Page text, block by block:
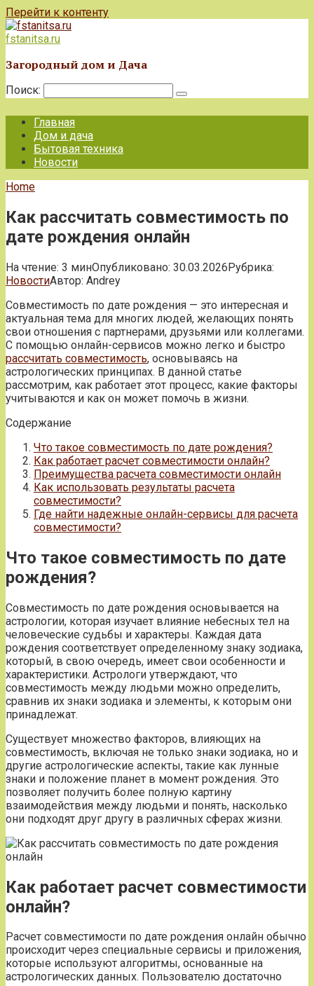
Перейти к контенту
fstanitsa.ru
Загородный дом и Дача
Поиск:
Главная
Дом и дача
Бытовая техника
Новости
Home
Как рассчитать совместимость по
дате рождения онлайн
На чтение: 3 минОпубликовано: 30.03.2026Рубрика:
НовостиАвтор: Andrey
Совместимость по дате рождения — это интересная и
актуальная тема для многих людей, желающих понять
свои отношения с партнерами, друзьями или коллегами.
С помощью онлайн-сервисов можно легко и быстро
рассчитать совместимость, основываясь на
астрологических принципах. В данной статье
рассмотрим, как работает этот процесс, какие факторы
учитываются и как он может помочь в жизни.
Содержание
Что такое совместимость по дате рождения?
Как работает расчет совместимости онлайн?
Преимущества расчета совместимости онлайн
Как использовать результаты расчета
совместимости?
Где найти надежные онлайн-сервисы для расчета
совместимости?
Что такое совместимость по дате
рождения?
Совместимость по дате рождения основывается на
астрологии, которая изучает влияние небесных тел на
человеческие судьбы и характеры. Каждая дата
рождения соответствует определенному знаку зодиака,
который, в свою очередь, имеет свои особенности и
характеристики. Астрологи утверждают, что
совместимость между людьми можно определить,
сравнив их знаки зодиака и элементы, к которым они
принадлежат.
Существует множество факторов, влияющих на
совместимость, включая не только знаки зодиака, но и
другие астрологические аспекты, такие как лунные
знаки и положение планет в момент рождения. Это
позволяет получить более полную картину
взаимодействия между людьми и понять, насколько
они подходят друг другу в различных сферах жизни.
Как работает расчет совместимости
онлайн?
Расчет совместимости по дате рождения онлайн обычно
происходит через специальные сервисы и приложения,
которые используют алгоритмы, основанные на
астрологических данных. Пользователю достаточно